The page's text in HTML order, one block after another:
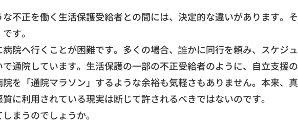
不正を働く生活保護受給者との間には、決定的な違いがあります。そ
す。
院へ行くことが困難です。多くの場合、 誰かに同行を頼み、スケジュ
通院しています。 生活保護の一部の不正受給者のように、 自立支援の
を「通院マラソン」 するような余裕も気軽さもありません。本来、 真
に利用されている現実は断じて許されるべきではないのです。
まうのでしょうか。